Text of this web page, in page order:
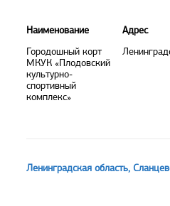
Наименование
Городошный корт
МКУК «Плодовский
культурно-
спортивный
комплекс»
Адрес
Ленинградская область,